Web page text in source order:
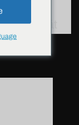
bề mặt